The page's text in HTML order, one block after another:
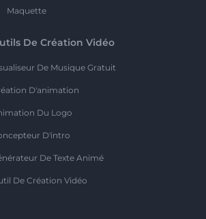
Maquette
De Création Vidéo
De Musique Gratuit
D'animation
Du Logo
D'intro
De Texte Animé
De Création Vidéo